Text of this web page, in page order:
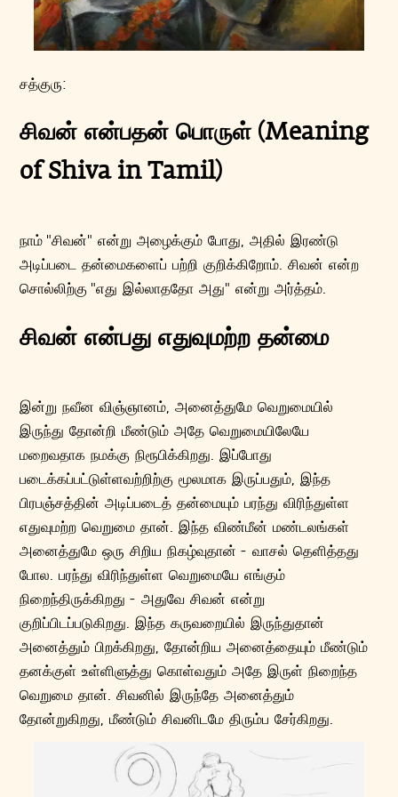
சத்குரு:
சிவன் என்பதன் பொருள் (Meaning
of Shiva in Tamil)
நாம் "சிவன்" என்று‌ அழைக்கும் போது, அதில் இரண்டு
அடிப்படை தன்மைகளைப் பற்றி குறிக்கிறோம். சிவன் என்ற
சொல்லிற்கு "எது இல்லாததோ அது" என்று அர்த்தம்.
சிவன் என்பது எதுவுமற்ற தன்மை
இன்று நவீன விஞ்ஞானம், அனைத்துமே வெறுமையில்
இருந்து தோன்றி மீண்டும் அதே வெறுமையிலேயே
மறைவதாக நமக்கு நிரூபிக்கிறது. இப்போது
படைக்கப்பட்டுள்ளவற்றிற்கு மூலமாக இருப்பதும், இந்த
பிரபஞ்சத்தின் அடிப்படைத் தன்மையும் பரந்து விரிந்துள்ள
எதுவுமற்ற வெறுமை தான். இந்த விண்மீன் மண்டலங்கள்
அனைத்துமே ஒரு சிறிய நிகழ்வுதான் - வாசல் தெளித்தது
போல. பரந்து விரிந்துள்ள வெறுமையே எங்கும்
நிறைந்திருக்கிறது - அதுவே சிவன் என்று
குறிப்பிடப்படுகிறது. இந்த கருவறையில் இருந்துதான்
அனைத்தும் பிறக்கிறது, தோன்றிய அனைத்தையும் மீண்டும்
தனக்குள் உள்ளிளுத்து கொள்வதும் அதே இருள் நிறைந்த
வெறுமை தான்.‌ சிவனில் இருந்தே அனைத்தும்
தோன்றுகிறது, மீண்டும் சிவனிடமே திரும்ப சேர்கிறது.